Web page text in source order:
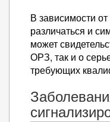
В зависимости
различаться и
может
ОРЗ, так и о
требующих